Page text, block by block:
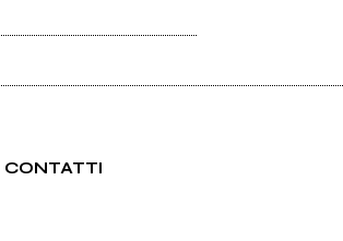
CONTATTI